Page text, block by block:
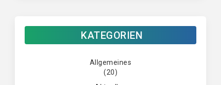
KATEGORIEN
Allgemeines
(20)